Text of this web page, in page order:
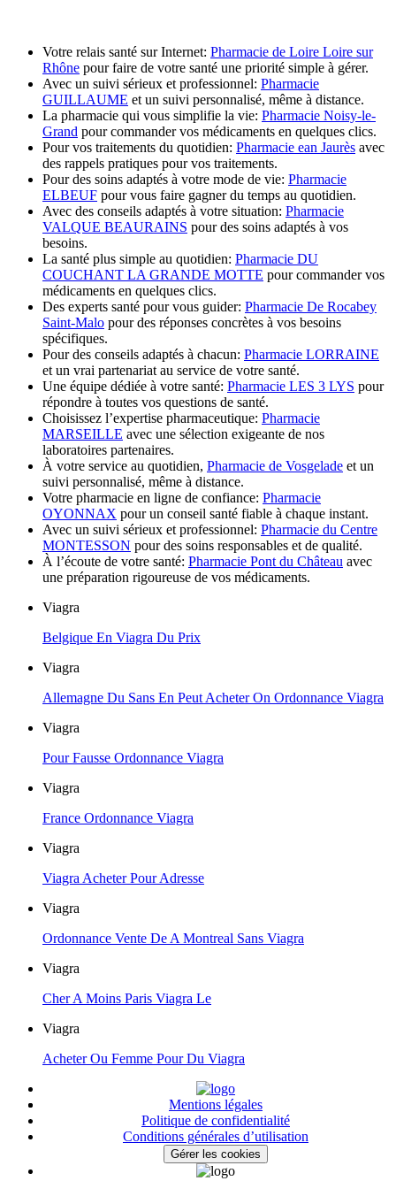
Votre relais santé sur Internet: Pharmacie de Loire Loire sur
Rhône pour faire de votre santé une priorité simple à gérer.
Avec un suivi sérieux et professionnel: Pharmacie
GUILLAUME et un suivi personnalisé, même à distance.
La pharmacie qui vous simplifie la vie: Pharmacie Noisy-le-
Grand pour commander vos médicaments en quelques clics.
Pour vos traitements du quotidien: Pharmacie ean Jaurès avec
des rappels pratiques pour vos traitements.
Pour des soins adaptés à votre mode de vie: Pharmacie
ELBEUF pour vous faire gagner du temps au quotidien.
Avec des conseils adaptés à votre situation: Pharmacie
VALQUE BEAURAINS pour des soins adaptés à vos
besoins.
La santé plus simple au quotidien: Pharmacie DU
COUCHANT LA GRANDE MOTTE pour commander vos
médicaments en quelques clics.
Des experts santé pour vous guider: Pharmacie De Rocabey
Saint-Malo pour des réponses concrètes à vos besoins
spécifiques.
Pour des conseils adaptés à chacun: Pharmacie LORRAINE
et un vrai partenariat au service de votre santé.
Une équipe dédiée à votre santé: Pharmacie LES 3 LYS pour
répondre à toutes vos questions de santé.
Choisissez l’expertise pharmaceutique: Pharmacie
MARSEILLE avec une sélection exigeante de nos
laboratoires partenaires.
À votre service au quotidien, Pharmacie de Vosgelade et un
suivi personnalisé, même à distance.
Votre pharmacie en ligne de confiance: Pharmacie
OYONNAX pour un conseil santé fiable à chaque instant.
Avec un suivi sérieux et professionnel: Pharmacie du Centre
MONTESSON pour des soins responsables et de qualité.
À l’écoute de votre santé: Pharmacie Pont du Château avec
une préparation rigoureuse de vos médicaments.
Viagra
Belgique En Viagra Du Prix
Viagra
Allemagne Du Sans En Peut Acheter On Ordonnance Viagra
Viagra
Pour Fausse Ordonnance Viagra
Viagra
France Ordonnance Viagra
Viagra
Viagra Acheter Pour Adresse
Viagra
Ordonnance Vente De A Montreal Sans Viagra
Viagra
Cher A Moins Paris Viagra Le
Viagra
Acheter Ou Femme Pour Du Viagra
Mentions légales
Politique de confidentialité
Conditions générales d’utilisation
Gérer les cookies